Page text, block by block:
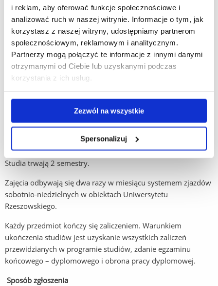
i reklam, aby oferować funkcje społecznościowe i
analizować ruch w naszej witrynie. Informacje o tym, jak
korzystasz z naszej witryny, udostępniamy partnerom
społecznościowym, reklamowym i analitycznym.
Partnerzy mogą połączyć te informacje z innymi danymi
otrzymanymi od Ciebie lub uzyskanymi podczas
korzystania z ich usług.
Zezwól na wszystkie
Spersonalizuj
Techniki taneczne z metodyką nauczania
Technika charakterystyczna
Technika tańca klasycznego
Technika wolna
Taniec towarzyski z metodyką nauczania
Studia trwają 2 semestry.
Zajęcia odbywają się dwa razy w miesiącu systemem zjazdów
sobotnio-niedzielnych w obiektach Uniwersytetu
Rzeszowskiego.
Każdy przedmiot kończy się zaliczeniem. Warunkiem
ukończenia studiów jest uzyskanie wszystkich zaliczeń
przewidzianych w programie studiów, zdanie egzaminu
końcowego – dyplomowego i obrona pracy dyplomowej.
Sposób zgłoszenia